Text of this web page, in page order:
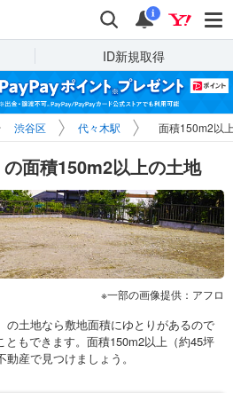
検索 通知
i
ID新規取得
渋谷区 代々木駅 面積150m2以
面積150m2以上の土地
一部の画像提供：アフロ
の土地なら敷地面積にゆとりがあるので
もできます。面積150m2以上（約45坪
産で見つけましょう。